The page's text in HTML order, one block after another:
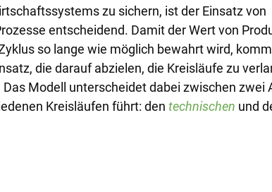
zu sichern, ist der Einsatz von
entscheidend. Damit der Wert von
so lange wie möglich bewahrt wird,
die darauf abzielen, die Kreisläufe zu
Modell unterscheidet dabei zwischen zwei
Kreisläufen führt: den technischen und